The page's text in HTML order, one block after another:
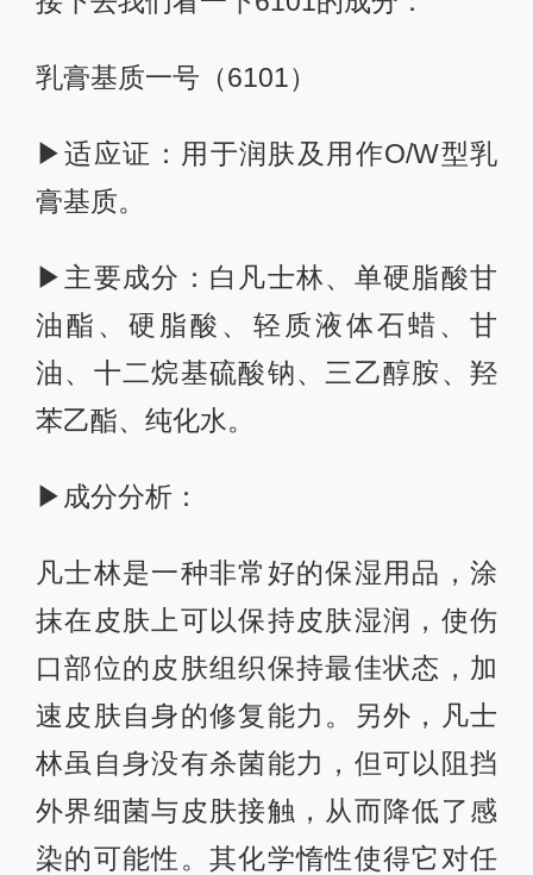
乳膏基质一号（6101）
▶适应证：用于润肤及用作O/W型乳
膏基质。
▶主要成分：白凡士林、单硬脂酸甘
油酯、硬脂酸、轻质液体石蜡、甘
油、十二烷基硫酸钠、三乙醇胺、羟
苯乙酯、纯化水。
▶成分分析：
凡士林是一种非常好的保湿用品，涂
抹在皮肤上可以保持皮肤湿润，使伤
口部位的皮肤组织保持最佳状态，加
速皮肤自身的修复能力。另外，凡士
林虽自身没有杀菌能力，但可以阻挡
外界细菌与皮肤接触，从而降低了感
染的可能性。其化学惰性使得它对任